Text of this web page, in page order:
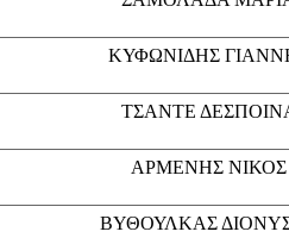
ΚΥΦΩΝΙΔΗΣ
ΤΣΑΝΤΕ
ΑΡΜΕΝΗΣ ΝΙΚΟΣ
ΒΥΘΟΥΛΚΑΣ